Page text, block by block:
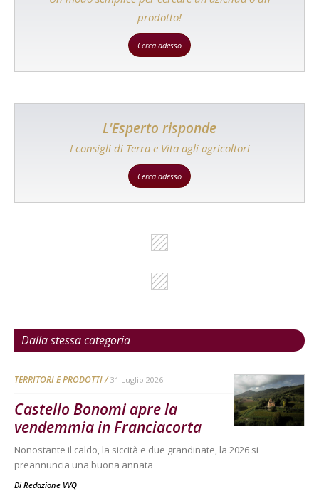
prodotto!
Cerca adesso
L'Esperto risponde
I consigli di Terra e Vita agli agricoltori
Cerca adesso
Dalla stessa categoria
TERRITORI E PRODOTTI 31 Luglio 2026
Castello Bonomi apre la
vendemmia in Franciacorta
Nonostante il caldo, la siccità e due grandinate, la 2026 si
preannuncia una buona annata
Di Redazione VVQ